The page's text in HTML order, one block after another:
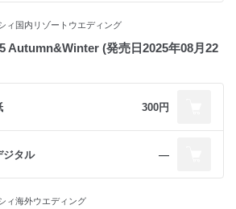
ィ国内リゾートウエディング
Autumn&Winter (発売日2025年08月22
300円
ジタル ―
ィ海外ウエディング